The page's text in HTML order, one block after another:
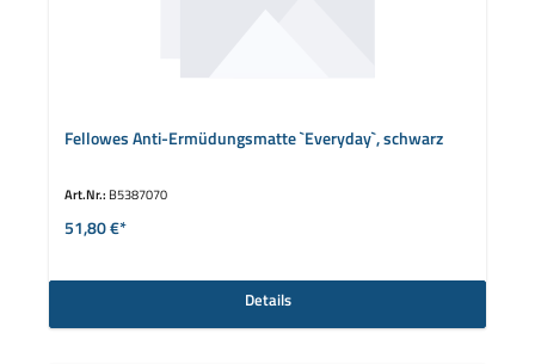
Fellowes Anti-Ermüdungsmatte `Everyday`, schwarz
Art.Nr.: B5387070
51,80 €*
Details